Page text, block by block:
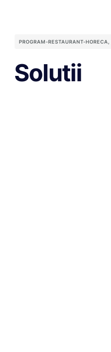
PROGRAM-RESTAURANT-HORECA,
Solutii